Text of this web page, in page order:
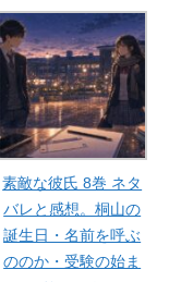
素敵な彼氏 8巻 ネタ
バレと感想。桐山の
誕生日・名前を呼ぶ
ののか・受験の始ま